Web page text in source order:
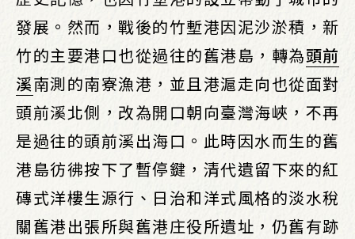
發展。然而，戰後的竹塹港因泥沙淤積，新
竹的主要港口也從過往的舊港島，轉為頭前
溪南測的南寮漁港，並且港滬走向也從面對
頭前溪北側，改為開口朝向臺灣海峽，不再
是過往的頭前溪出海口。此時因水而生的舊
港島彷彿按下了暫停鍵，清代遺留下來的紅
磚式洋樓生源行、日治和洋式風格的淡水稅
關舊港出張所與舊港庄役所遺址，仍舊有跡